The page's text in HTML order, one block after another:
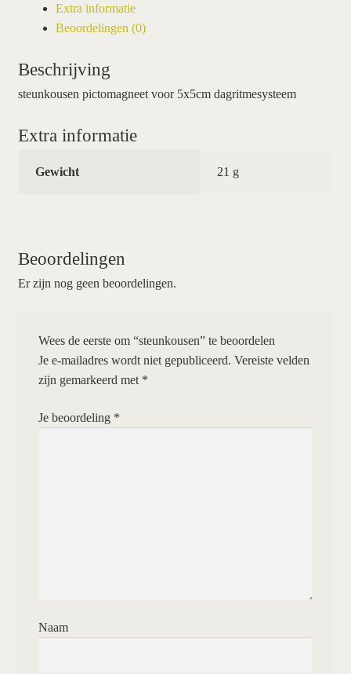
Extra informatie
Beoordelingen (0)
Beschrijving
steunkousen pictomagneet voor 5x5cm dagritmesysteem
Extra informatie
Gewicht 21 g
Beoordelingen
Er zijn nog geen beoordelingen.
Wees de eerste om “steunkousen” te beoordelen
Je e-mailadres wordt niet gepubliceerd. Vereiste velden
zijn gemarkeerd met *
Je beoordeling *
Naam